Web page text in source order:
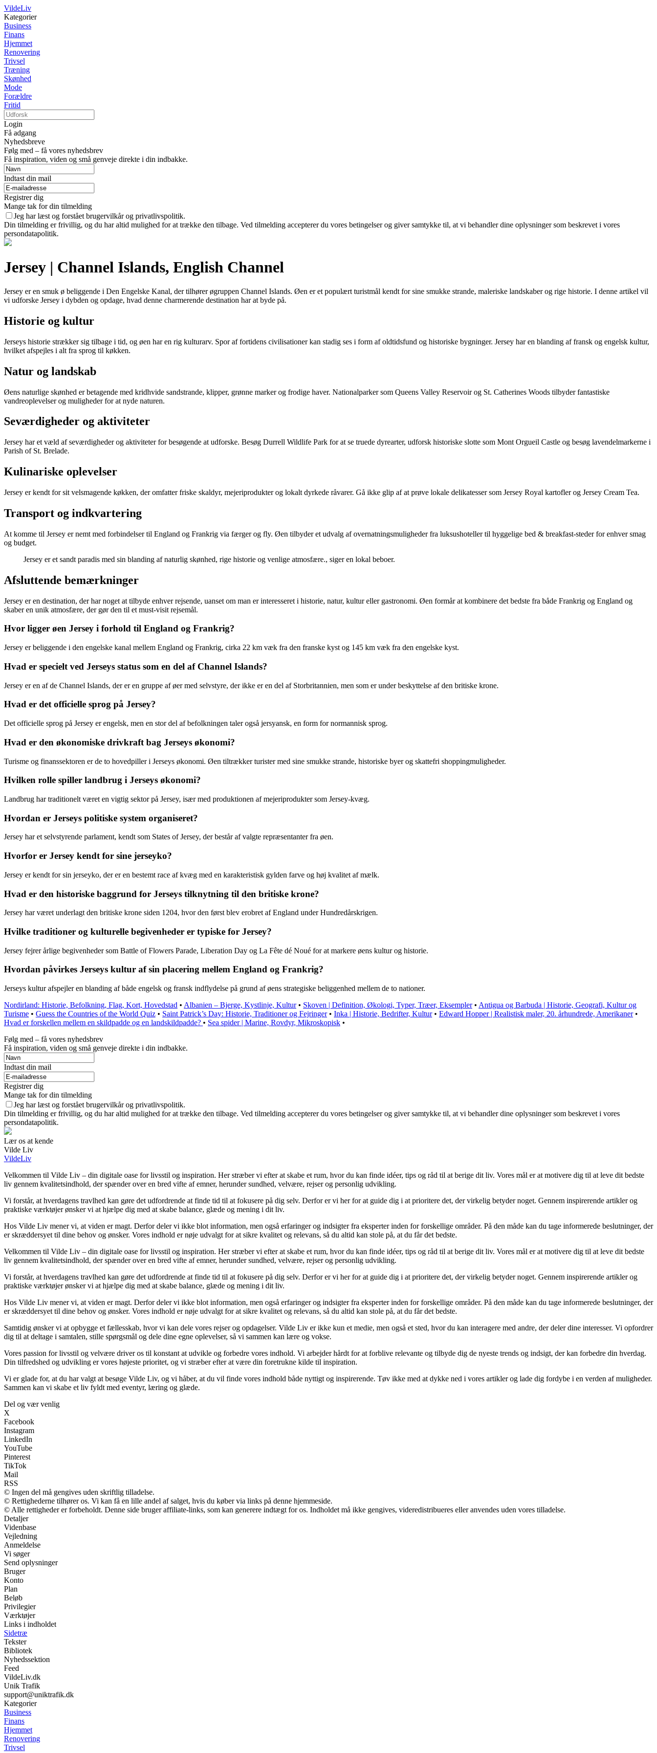
VildeLiv
Kategorier
Business
Finans
Hjemmet
Renovering
Trivsel
Træning
Skønhed
Mode
Forældre
Fritid
Login
Få adgang
Nyhedsbreve
Følg med – få vores nyhedsbrev
Få inspiration, viden og små genveje direkte i din indbakke.
Indtast din mail
Registrer dig
Mange tak for din tilmelding
Jeg har læst og forstået brugervilkår og privatlivspolitik.
Din tilmelding er frivillig, og du har altid mulighed for at trække den tilbage. Ved tilmelding accepterer du vores betingelser og giver samtykke til, at vi behandler dine oplysninger som beskrevet i vores
persondatapolitik.
Jersey | Channel Islands, English Channel
Jersey er en smuk ø beliggende i Den Engelske Kanal, der tilhører øgruppen Channel Islands. Øen er et populært turistmål kendt for sine smukke strande, maleriske landskaber og rige historie. I denne artikel vil
vi udforske Jersey i dybden og opdage, hvad denne charmerende destination har at byde på.
Historie og kultur
Jerseys historie strækker sig tilbage i tid, og øen har en rig kulturarv. Spor af fortidens civilisationer kan stadig ses i form af oldtidsfund og historiske bygninger. Jersey har en blanding af fransk og engelsk kultur,
hvilket afspejles i alt fra sprog til køkken.
Natur og landskab
Øens naturlige skønhed er betagende med kridhvide sandstrande, klipper, grønne marker og frodige haver. Nationalparker som Queens Valley Reservoir og St. Catherines Woods tilbyder fantastiske
vandreoplevelser og muligheder for at nyde naturen.
Seværdigheder og aktiviteter
Jersey har et væld af seværdigheder og aktiviteter for besøgende at udforske. Besøg Durrell Wildlife Park for at se truede dyrearter, udforsk historiske slotte som Mont Orgueil Castle og besøg lavendelmarkerne i
Parish of St. Brelade.
Kulinariske oplevelser
Jersey er kendt for sit velsmagende køkken, der omfatter friske skaldyr, mejeriprodukter og lokalt dyrkede råvarer. Gå ikke glip af at prøve lokale delikatesser som Jersey Royal kartofler og Jersey Cream Tea.
Transport og indkvartering
At komme til Jersey er nemt med forbindelser til England og Frankrig via færger og fly. Øen tilbyder et udvalg af overnatningsmuligheder fra luksushoteller til hyggelige bed & breakfast-steder for enhver smag
og budget.
Jersey er et sandt paradis med sin blanding af naturlig skønhed, rige historie og venlige atmosfære., siger en lokal beboer.
Afsluttende bemærkninger
Jersey er en destination, der har noget at tilbyde enhver rejsende, uanset om man er interesseret i historie, natur, kultur eller gastronomi. Øen formår at kombinere det bedste fra både Frankrig og England og
skaber en unik atmosfære, der gør den til et must-visit rejsemål.
Hvor ligger øen Jersey i forhold til England og Frankrig?
Jersey er beliggende i den engelske kanal mellem England og Frankrig, cirka 22 km væk fra den franske kyst og 145 km væk fra den engelske kyst.
Hvad er specielt ved Jerseys status som en del af Channel Islands?
Jersey er en af de Channel Islands, der er en gruppe af øer med selvstyre, der ikke er en del af Storbritannien, men som er under beskyttelse af den britiske krone.
Hvad er det officielle sprog på Jersey?
Det officielle sprog på Jersey er engelsk, men en stor del af befolkningen taler også jersyansk, en form for normannisk sprog.
Hvad er den økonomiske drivkraft bag Jerseys økonomi?
Turisme og finanssektoren er de to hovedpiller i Jerseys økonomi. Øen tiltrækker turister med sine smukke strande, historiske byer og skattefri shoppingmuligheder.
Hvilken rolle spiller landbrug i Jerseys økonomi?
Landbrug har traditionelt været en vigtig sektor på Jersey, især med produktionen af mejeriprodukter som Jersey-kvæg.
Hvordan er Jerseys politiske system organiseret?
Jersey har et selvstyrende parlament, kendt som States of Jersey, der består af valgte repræsentanter fra øen.
Hvorfor er Jersey kendt for sine jerseyko?
Jersey er kendt for sin jerseyko, der er en bestemt race af kvæg med en karakteristisk gylden farve og høj kvalitet af mælk.
Hvad er den historiske baggrund for Jerseys tilknytning til den britiske krone?
Jersey har været underlagt den britiske krone siden 1204, hvor den først blev erobret af England under Hundredårskrigen.
Hvilke traditioner og kulturelle begivenheder er typiske for Jersey?
Jersey fejrer årlige begivenheder som Battle of Flowers Parade, Liberation Day og La Fête dé Noué for at markere øens kultur og historie.
Hvordan påvirkes Jerseys kultur af sin placering mellem England og Frankrig?
Jerseys kultur afspejler en blanding af både engelsk og fransk indflydelse på grund af øens strategiske beliggenhed mellem de to nationer.
Nordirland: Historie, Befolkning, Flag, Kort, Hovedstad • Albanien – Bjerge, Kystlinje, Kultur• Skoven | Definition, Økologi, Typer, Træer, Eksempler• Antigua og Barbuda | Historie, Geografi, Kultur og
Turisme • Guess the Countries of the World Quiz • Saint Patrick’s Day: Historie, Traditioner og Fejringer• Inka | Historie, Bedrifter, Kultur• Edward Hopper | Realistisk maler, 20. århundrede, Amerikaner•
Hvad er forskellen mellem en skildpadde og en landskildpadde? • Sea spider | Marine, Rovdyr, Mikroskopisk •
Følg med – få vores nyhedsbrev
Få inspiration, viden og små genveje direkte i din indbakke.
Indtast din mail
Registrer dig
Mange tak for din tilmelding
Jeg har læst og forstået brugervilkår og privatlivspolitik.
Din tilmelding er frivillig, og du har altid mulighed for at trække den tilbage. Ved tilmelding accepterer du vores betingelser og giver samtykke til, at vi behandler dine oplysninger som beskrevet i vores
persondatapolitik.
Lær os at kende
Vilde Liv
VildeLiv
Velkommen til Vilde Liv – din digitale oase for livsstil og inspiration. Her stræber vi efter at skabe et rum, hvor du kan finde idéer, tips og råd til at berige dit liv. Vores mål er at motivere dig til at leve dit bedste
liv gennem kvalitetsindhold, der spænder over en bred vifte af emner, herunder sundhed, velvære, rejser og personlig udvikling.
Vi forstår, at hverdagens travlhed kan gøre det udfordrende at finde tid til at fokusere på dig selv. Derfor er vi her for at guide dig i at prioritere det, der virkelig betyder noget. Gennem inspirerende artikler og
praktiske værktøjer ønsker vi at hjælpe dig med at skabe balance, glæde og mening i dit liv.
Hos Vilde Liv mener vi, at viden er magt. Derfor deler vi ikke blot information, men også erfaringer og indsigter fra eksperter inden for forskellige områder. På den måde kan du tage informerede beslutninger, der
er skræddersyet til dine behov og ønsker. Vores indhold er nøje udvalgt for at sikre kvalitet og relevans, så du altid kan stole på, at du får det bedste.
Velkommen til Vilde Liv – din digitale oase for livsstil og inspiration. Her stræber vi efter at skabe et rum, hvor du kan finde idéer, tips og råd til at berige dit liv. Vores mål er at motivere dig til at leve dit bedste
liv gennem kvalitetsindhold, der spænder over en bred vifte af emner, herunder sundhed, velvære, rejser og personlig udvikling.
Vi forstår, at hverdagens travlhed kan gøre det udfordrende at finde tid til at fokusere på dig selv. Derfor er vi her for at guide dig i at prioritere det, der virkelig betyder noget. Gennem inspirerende artikler og
praktiske værktøjer ønsker vi at hjælpe dig med at skabe balance, glæde og mening i dit liv.
Hos Vilde Liv mener vi, at viden er magt. Derfor deler vi ikke blot information, men også erfaringer og indsigter fra eksperter inden for forskellige områder. På den måde kan du tage informerede beslutninger, der
er skræddersyet til dine behov og ønsker. Vores indhold er nøje udvalgt for at sikre kvalitet og relevans, så du altid kan stole på, at du får det bedste.
Samtidig ønsker vi at opbygge et fællesskab, hvor vi kan dele vores rejser og opdagelser. Vilde Liv er ikke kun et medie, men også et sted, hvor du kan interagere med andre, der deler dine interesser. Vi opfordrer
dig til at deltage i samtalen, stille spørgsmål og dele dine egne oplevelser, så vi sammen kan lære og vokse.
Vores passion for livsstil og velvære driver os til konstant at udvikle og forbedre vores indhold. Vi arbejder hårdt for at forblive relevante og tilbyde dig de nyeste trends og indsigt, der kan forbedre din hverdag.
Din tilfredshed og udvikling er vores højeste prioritet, og vi stræber efter at være din foretrukne kilde til inspiration.
Vi er glade for, at du har valgt at besøge Vilde Liv, og vi håber, at du vil finde vores indhold både nyttigt og inspirerende. Tøv ikke med at dykke ned i vores artikler og lade dig fordybe i en verden af muligheder.
Sammen kan vi skabe et liv fyldt med eventyr, læring og glæde.
Del og vær venlig
X
Facebook
Instagram
LinkedIn
YouTube
Pinterest
TikTok
Mail
RSS
© Ingen del må gengives uden skriftlig tilladelse.
© Rettighederne tilhører os. Vi kan få en lille andel af salget, hvis du køber via links på denne hjemmeside.
© Alle rettigheder er forbeholdt. Denne side bruger affiliate-links, som kan generere indtægt for os. Indholdet må ikke gengives, videredistribueres eller anvendes uden vores tilladelse.
Detaljer
Videnbase
Vejledning
Anmeldelse
Vi søger
Send oplysninger
Bruger
Konto
Plan
Beløb
Privilegier
Værktøjer
Links i indholdet
Sidetræ
Tekster
Bibliotek
Nyhedssektion
Feed
VildeLiv.dk
Unik Trafik
support@uniktrafik.dk
Kategorier
Business
Finans
Hjemmet
Renovering
Trivsel